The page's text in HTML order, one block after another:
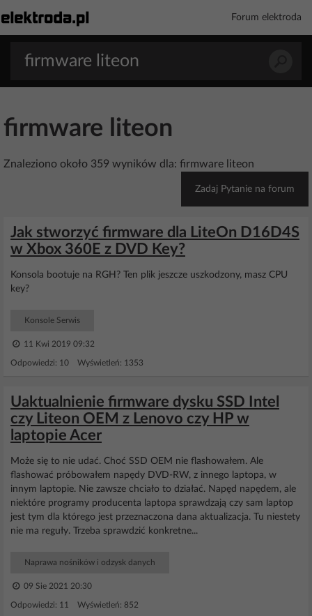
Forum elektroda
firmware liteon
Znaleziono około 359 wyników dla: firmware liteon
Zadaj Pytanie na forum
Jak stworzyć firmware dla LiteOn D16D4S
w Xbox 360E z DVD Key?
Konsola bootuje na RGH? Ten plik jeszcze uszkodzony, masz CPU
key?
Konsole Serwis
11 Kwi 2019 09:32
Odpowiedzi: 10 Wyświetleń: 1353
Uaktualnienie firmware dysku SSD Intel
czy Liteon OEM z Lenovo czy HP w
laptopie Acer
Może się to nie udać. Choć SSD OEM nie flashowałem. Ale
flashować próbowałem napędy DVD-RW, z innego laptopa, w
innym laptopie. Nie zawsze chciało to działać. Napęd napędem, ale
niektóre programy producenta laptopa sprawdzają czy sam laptop
jest tym dla którego jest przeznaczona dana aktualizacja. Tu niestety
nie ma reguły. Trzeba sprawdzić konkretne...
Naprawa nośników i odzysk danych
09 Sie 2021 20:30
Odpowiedzi: 11 Wyświetleń: 852